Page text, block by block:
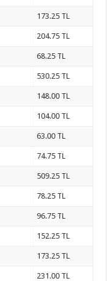
173.25 TL
204.75 TL
68.25 TL
530.25 TL
148.00 TL
104.00 TL
63.00 TL
74.75 TL
509.25 TL
78.25 TL
96.75 TL
152.25 TL
173.25 TL
231.00 TL